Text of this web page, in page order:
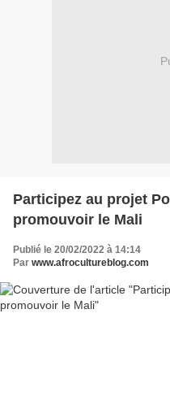
Participez au projet
promouvoir le Mali
Publié le 20/02/2022 à 14:14
Par www.afrocultureblog.com